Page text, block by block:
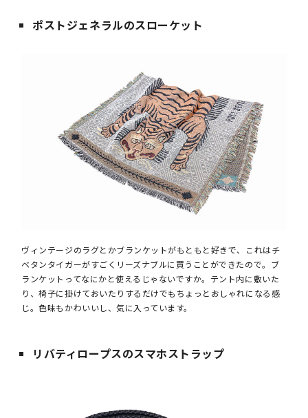
ポストジェネラルのスローケット
ヴィンテージのラグとかブランケットがもともと好きで、これはチ
ベタンタイガーがすごくリーズナブルに買うことができたので。ブ
ランケットってなにかと使えるじゃないですか。テント内に敷いた
り、椅子に掛けておいたりするだけでもちょっとおしゃれになる感
じ。色味もかわいいし、気に入っています。
リバティロープスのスマホストラップ